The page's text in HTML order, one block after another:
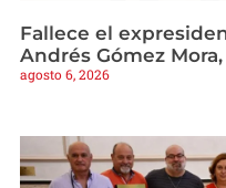
Fallece el
Andrés Gómez
agosto 6, 2026